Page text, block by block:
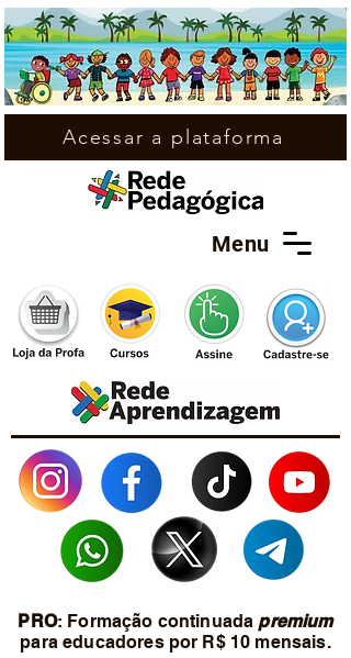
Menu
PRO: Formação continuada premium
para educadores por R$ 10 mensais.
Acessar a plataforma